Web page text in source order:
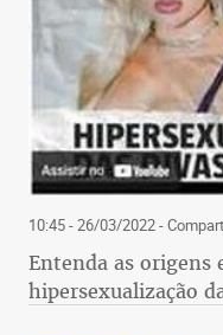
10:45 - 26/03/2022-
Entenda as origens
hipersexualização